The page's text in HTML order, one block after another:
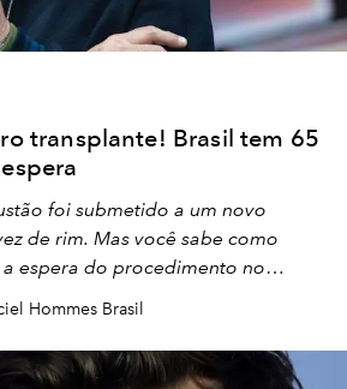
transplante! Brasil tem 65
foi submetido a um novo
de rim. Mas você sabe como
espera do procedimento no
Hommes Brasil